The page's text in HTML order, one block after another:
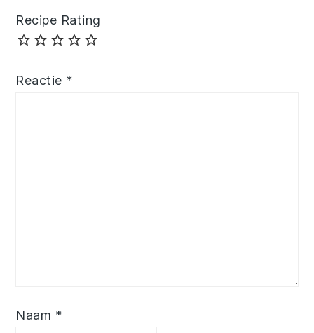
Recipe Rating
Reactie *
Naam *